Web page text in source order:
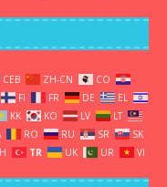
CEB ZH-CN
CO
FI FR DE
EL
KK KO LV
LT
RO RU SR
SK
TR UK UR VI